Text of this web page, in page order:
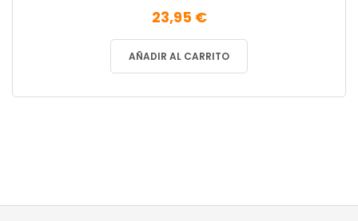
23,95 €
AÑADIR AL CARRITO